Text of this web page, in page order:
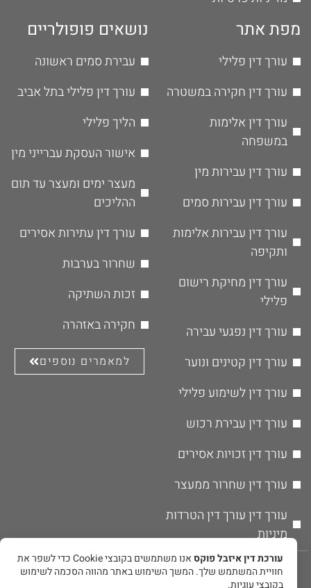
מפת אתר
עורך דין פלילי
עורך דין חקירה במשטרה
עורך דין אלימות
במשפחה
עורך דין עבירות מין
עורך דין עבירות סמים
עורך דין עבירות אלימות
ותקיפה
עורך דין מחיקת רישום
פלילי
עורך דין נפגעי עבירה
עורך דין קטינים ונוער
עורך דין לשימוע פלילי
עורך דין עבירת רכוש
עורך דין זכויות אסירים
עורך דין שחרור ממעצר
עורך דין עורך דין הטרדות
מיניות
נושאים פופולריים
עבירת סמים ראשונה
עורך דין פלילי בתל אביב
הליך פלילי
אישור העסקת עברייני מין
מעצר ימים ומעצר עד תום
ההליכים
עורך דין עתירות אסירים
שחרור בערבות
זכות השתיקה
חקירה באזהרה
למאמרים נוספים
© אין להעתיק או לשכפל את תוכן האתר ללא אישור מפורש בכתב מבעל
האתר.
עורכת דין איזבל פוקס
אנו משתמשים בקובצי Cookie כדי לשפר את
חוויית המשתמש שלך. המשך השימוש באתר מהווה הסכמה לשימוש
בקובצי עוגיות.